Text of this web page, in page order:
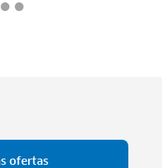
ofertas